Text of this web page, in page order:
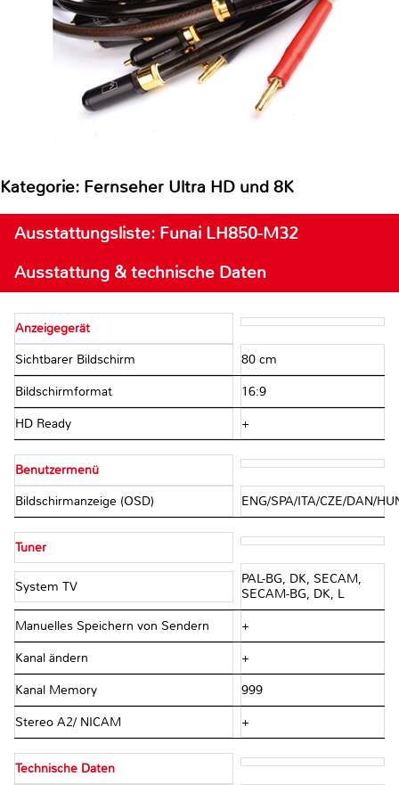
Kategorie: Fernseher Ultra HD und 8K
Ausstattungsliste: Funai LH850-M32
Ausstattung & technische Daten
Anzeigegerät
Sichtbarer Bildschirm 80 cm
Bildschirmformat 16:9
HD Ready +
Benutzermenü
Bildschirmanzeige (OSD) ENG/SPA/ITA/CZE/DAN/
Tuner
System TV
PAL-BG, DK, SECAM,
SECAM-BG, DK, L
Manuelles Speichern von Sendern +
Kanal ändern +
Kanal Memory 999
Stereo A2/ NICAM +
Technische Daten